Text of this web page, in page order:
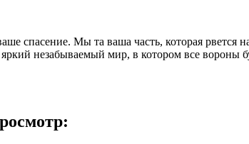
спасение. Мы та ваша часть, которая
незабываемый мир, в котором все вороны